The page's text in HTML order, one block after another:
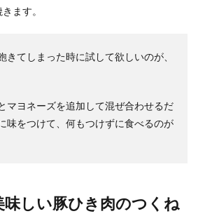
自宅焼肉でホットプレートの臭い対策
家族と自宅で焼肉をするという時には、ホットプ
よね。 ネバネバ食材といえば、オクラ・納豆・め
ます。
きてしまった時に試して欲しいのが、
マヨネーズを追加して混ぜ合わせるだ
味をつけて、何もつけずに食べるのが
味しい豚ひき肉のつくね